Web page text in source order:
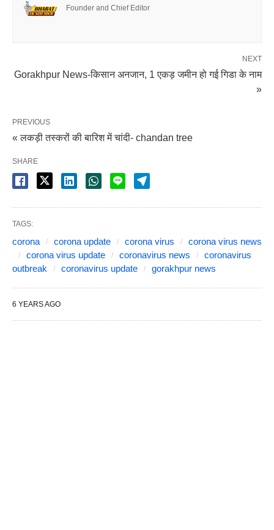
Founder and Chief Editor
NEXT
Gorakhpur News-किसान अनजान, 1 एकड़ जमीन हो गई गिडा के नाम
»
PREVIOUS
« लकड़ी तस्करों की बारिश में चांदी- chandan tree
SHARE
TAGS:
corona corona update corona virus
corona virus news
corona virus update
coronavirus news
coronavirus
outbreak
coronavirus update gorakhpur news
6 YEARS AGO